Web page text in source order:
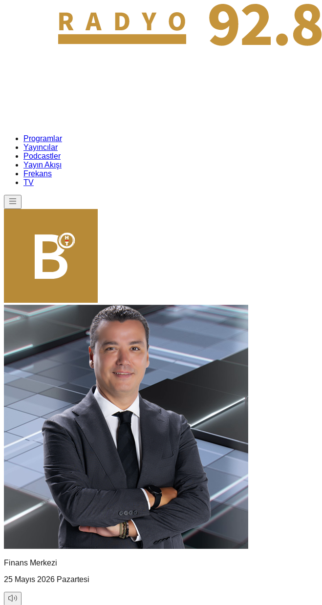
Programlar
Yayıncılar
Podcastler
Yayın Akışı
Frekans
TV
Finans Merkezi
25 Mayıs 2026 Pazartesi